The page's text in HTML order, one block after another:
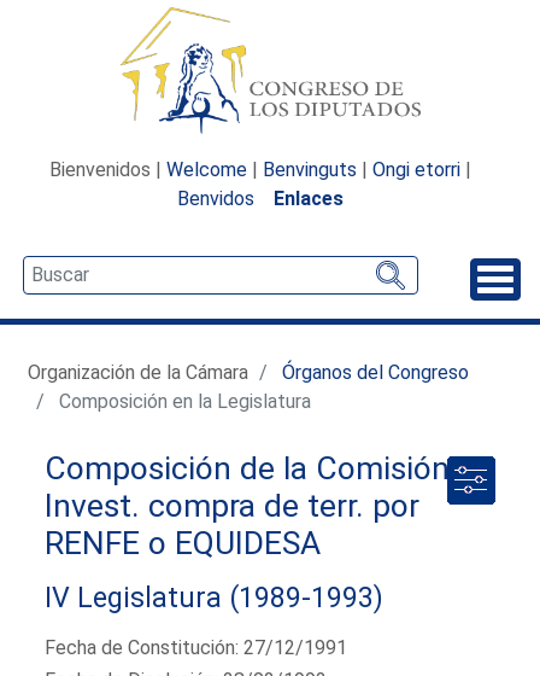
Bienvenidos | Welcome | Benvinguts | Ongi etorri |
Benvidos
Enlaces
Organización de la Cámara
Órganos del Congreso
Composición en la Legislatura
Composición de la Comisión de
Invest. compra de terr. por
RENFE o EQUIDESA
IV Legislatura (1989-1993)
Fecha de Constitución: 27/12/1991